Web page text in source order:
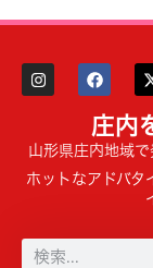
庄内
山形県庄内地域
ホットなアドバタ